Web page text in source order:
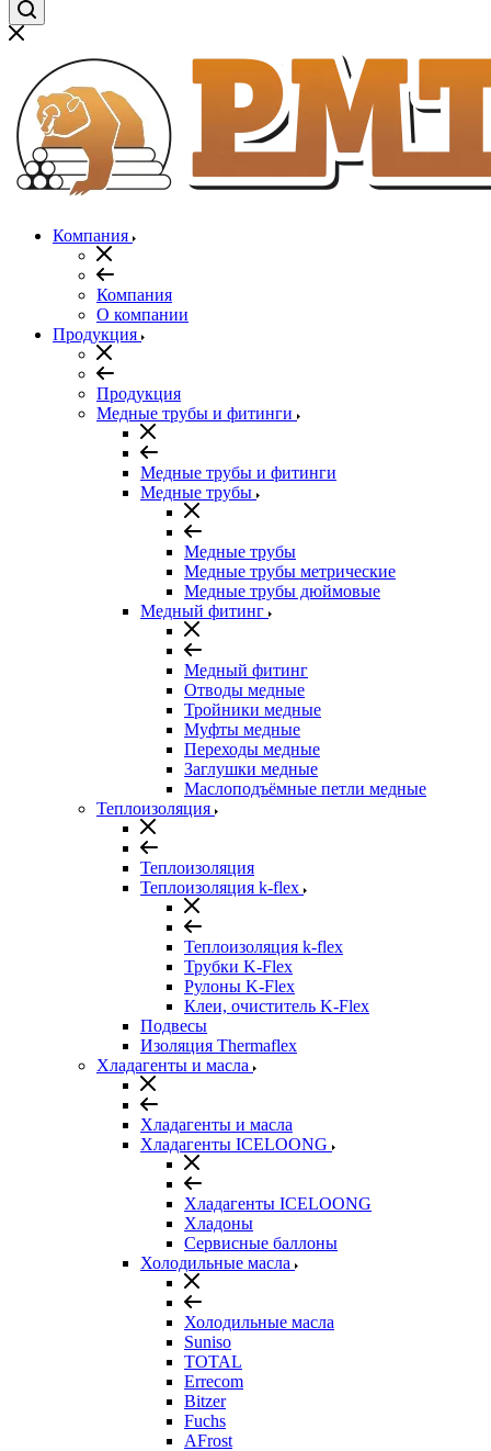
Компания
Компания
О компании
Продукция
Продукция
Медные трубы и фитинги
Медные трубы и фитинги
Медные трубы
Медные трубы
Медные трубы метрические
Медные трубы дюймовые
Медный фитинг
Медный фитинг
Отводы медные
Тройники медные
Муфты медные
Переходы медные
Заглушки медные
Маслоподъёмные петли медные
Теплоизоляция
Теплоизоляция
Теплоизоляция k-flex
Теплоизоляция k-flex
Трубки K-Flex
Рулоны K-Flex
Клеи, очиститель K-Flex
Подвесы
Изоляция Thermaflex
Хладагенты и масла
Хладагенты и масла
Хладагенты ICELOONG
Хладагенты ICELOONG
Хладоны
Сервисные баллоны
Холодильные масла
Холодильные масла
Suniso
TOTAL
Errecom
Bitzer
Fuchs
AFrost